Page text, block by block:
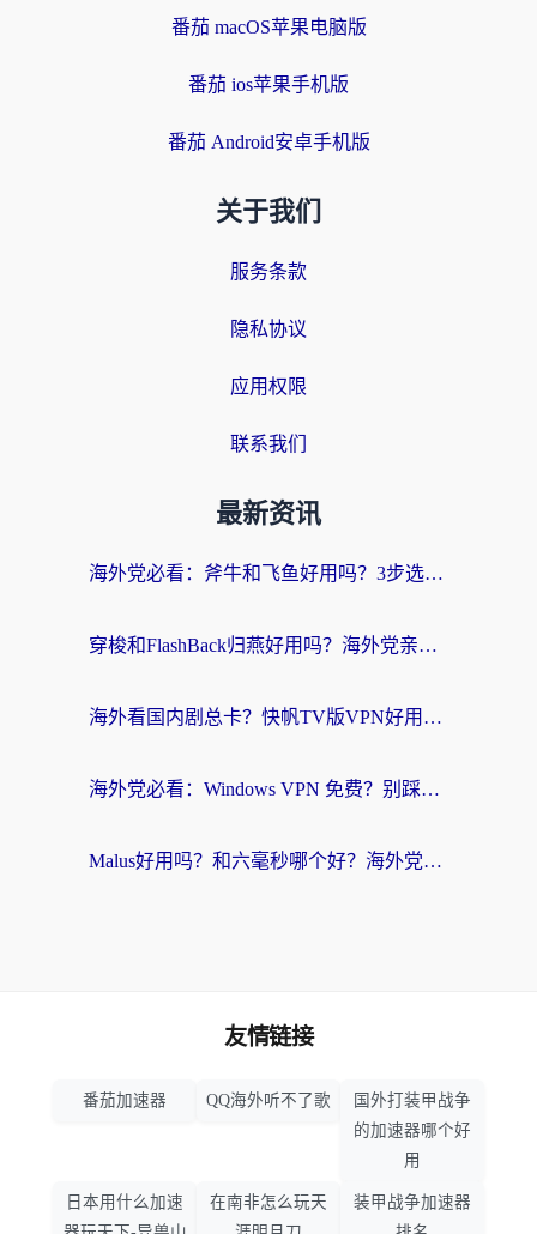
番茄 macOS苹果电脑版
番茄 ios苹果手机版
番茄 Android安卓手机版
关于我们
服务条款
隐私协议
应用权限
联系我们
最新资讯
海外党必看：斧牛和飞鱼好用吗？3步选对回国加速器，无缝刷剧玩国服
穿梭和FlashBack归燕好用吗？海外党亲测3款热门回国加速器，教你选对不踩坑
海外看国内剧总卡？快帆TV版VPN好用吗？和快滚VPN对比哪个回国效果更好？
海外党必看：Windows VPN 免费？别踩坑！教你选对好用的国内加速器无缝回国
Malus好用吗？和六毫秒哪个好？海外党选回国加速器的避坑指南
友情链接
番茄加速器 QQ海外听不了歌
国外打装甲战争
的加速器哪个好
用
日本用什么加速
在南非怎么玩天
装甲战争加速器